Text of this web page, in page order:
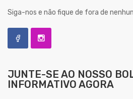
Siga-nos e não fique de fora de
JUNTE-SE AO NOSSO
INFORMATIVO AGORA